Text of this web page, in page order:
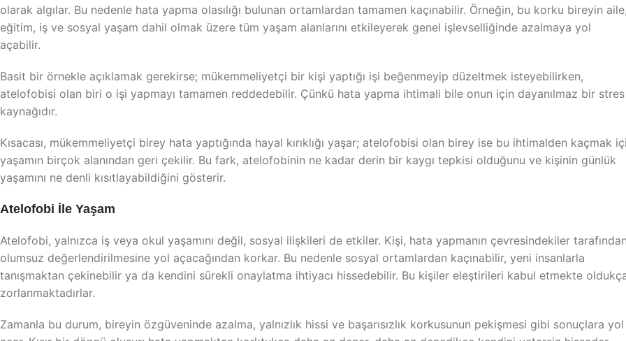
olarak algılar. Bu nedenle hata yapma olasılığı bulunan ortamlardan tamamen kaçınabilir. Örneğin, bu korku bireyin
eğitim, iş ve sosyal yaşam dahil olmak üzere tüm yaşam alanlarını etkileyerek genel işlevselliğinde azalmaya yol
açabilir.
Basit bir örnekle açıklamak gerekirse; mükemmeliyetçi bir kişi yaptığı işi beğenmeyip düzeltmek isteyebilirken,
atelofobisi olan biri o işi yapmayı tamamen reddedebilir. Çünkü hata yapma ihtimali bile onun için dayanılmaz bir stres
kaynağıdır.
Kısacası, mükemmeliyetçi birey hata yaptığında hayal kırıklığı yaşar; atelofobisi olan birey ise bu ihtimalden kaçmak
yaşamın birçok alanından geri çekilir. Bu fark, atelofobinin ne kadar derin bir kaygı tepkisi olduğunu ve kişinin günlük
yaşamını ne denli kısıtlayabildiğini gösterir.
Atelofobi İle Yaşam
Atelofobi, yalnızca iş veya okul yaşamını değil, sosyal ilişkileri de etkiler. Kişi, hata yapmanın çevresindekiler
olumsuz değerlendirilmesine yol açacağından korkar. Bu nedenle sosyal ortamlardan kaçınabilir, yeni insanlarla
tanışmaktan çekinebilir ya da kendini sürekli onaylatma ihtiyacı hissedebilir. Bu kişiler eleştirileri kabul etmekte
zorlanmaktadırlar.
Zamanla bu durum, bireyin özgüveninde azalma, yalnızlık hissi ve başarısızlık korkusunun pekişmesi gibi sonuçlara yol